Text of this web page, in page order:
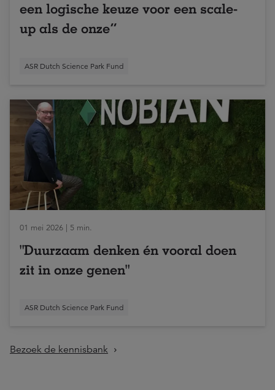
een logische keuze voor een scale-
up als de onze”
ASR Dutch Science Park Fund
01 mei 2026 | 5 min.
"Duurzaam denken én vooral doen
zit in onze genen"
ASR Dutch Science Park Fund
Bezoek de kennisbank